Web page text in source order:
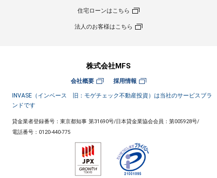
住宅ローンはこちら
法人のお客様はこちら
株式会社MFS
会社概要 採用情報
INVASE（インベース 旧：モゲチェック不動産投資）は当社のサービスブラ
ンドです
貸金業者登録番号：東京都知事 第31690号/日本貸金業協会会員：第005928号/
電話番号： 0120-440-775